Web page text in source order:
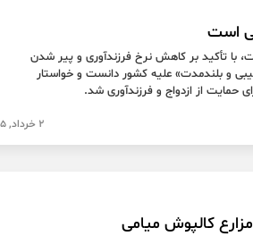
است
با تأکید بر کاهش نرخ فرزندآوری و پیر شدن
و بلندمدت» علیه کشور دانست و خواستار
حمایت از ازدواج و فرزندآوری شد.
2 خرداد, 1405
کالپوش میامی